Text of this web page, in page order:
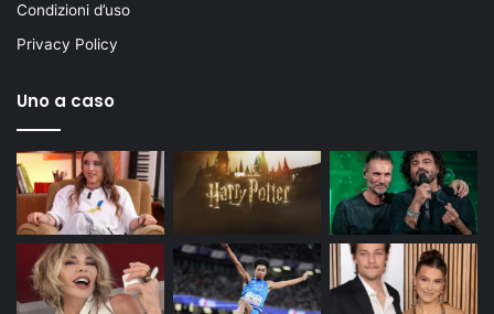
Condizioni d’uso
Privacy Policy
Uno a caso